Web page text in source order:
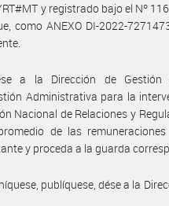
y registrado bajo el Nº
como ANEXO DI-2022-
a la Dirección de
Administrativa para la
Nacional de Relaciones y
de las
y proceda a la guarda
publíquese, dése a la